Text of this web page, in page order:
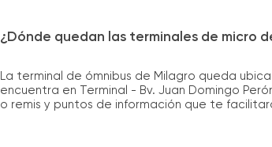
¿Dónde quedan las terminales de micro
La terminal de ómnibus de Milagro queda
encuentra en Terminal - Bv. Juan Domingo
o remis y puntos de información que te